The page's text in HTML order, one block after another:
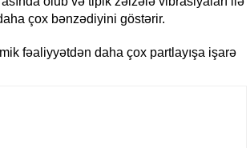
çox bənzədiyini göstərir.
fəaliyyətdən daha çox partlayışa işarə